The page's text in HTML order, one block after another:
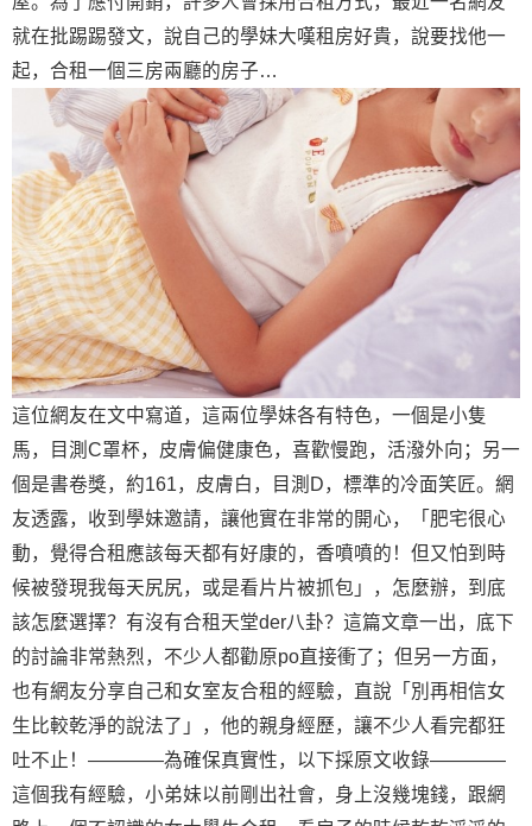
就在批踢踢發文，說自己的學妹大嘆租房好貴，說要找他一
起，合租一個三房兩廳的房子…
這位網友在文中寫道，這兩位學妹各有特色，一個是小隻
馬，目測C罩杯，皮膚偏健康色，喜歡慢跑，活潑外向；另一
個是書卷獎，約161，皮膚白，目測D，標準的冷面笑匠。網
友透露，收到學妹邀請，讓他實在非常的開心，「肥宅很心
動，覺得合租應該每天都有好康的，香噴噴的！但又怕到時
候被發現我每天尻尻，或是看片片被抓包」，怎麼辦，到底
該怎麼選擇？有沒有合租天堂der八卦？這篇文章一出，底下
的討論非常熱烈，不少人都勸原po直接衝了；但另一方面，
也有網友分享自己和女室友合租的經驗，直說「別再相信女
生比較乾淨的說法了」，他的親身經歷，讓不少人看完都狂
吐不止！————為確保真實性，以下採原文收錄————
這個我有經驗，小弟妹以前剛出社會，身上沒幾塊錢，跟網